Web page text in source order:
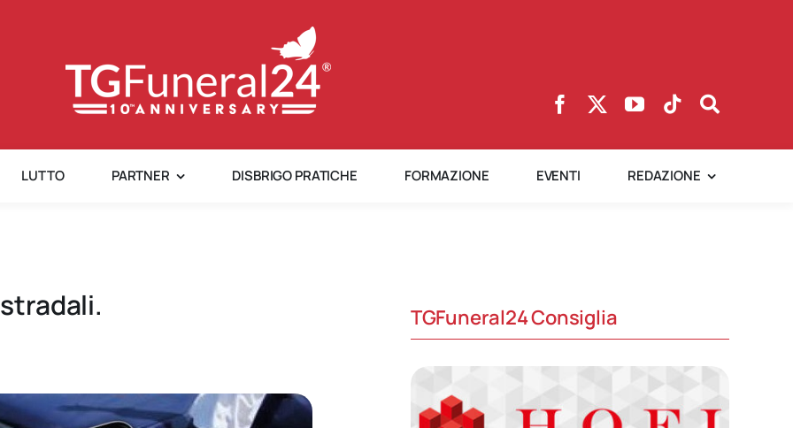
LUTTO PARTNER DISBRIGO PRATICHE FORMAZIONE EVENTI REDAZIONE
TGFuneral24 Consiglia